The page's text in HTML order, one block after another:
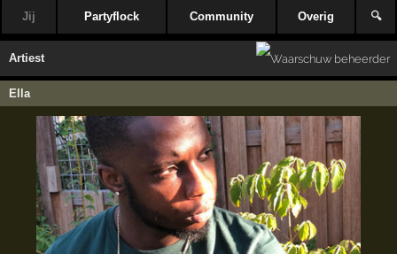
Jij Partyflock Community Overig 🔍
Artiest
Ella